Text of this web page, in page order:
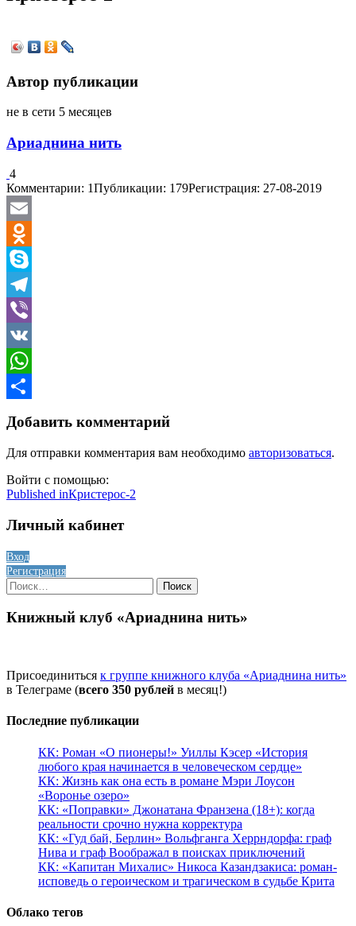
Автор публикации
не в сети 5 месяцев
Ариаднина нить
4
Комментарии: 1Публикации: 179Регистрация: 27-08-2019
Email
Odnoklassniki
Skype
Telegram
Viber
VK
WhatsApp
Добавить комментарий
Для отправки комментария вам необходимо авторизоваться.
Войти с помощью:
Навигация
по
Published inКристерос-2
Личный кабинет
Вход
Регистрация
Найти:
Книжный клуб «Ариаднина нить»
Присоединиться к группе книжного клуба «Ариаднина нить»
в Телеграме (всего 350 рублей в месяц!)
Последние публикации
КК: Роман «О пионеры!» Уиллы Кэсер «История
любого края начинается в человеческом сердце»
КК: Жизнь как она есть в романе Мэри Лоусон
«Воронье озеро»
КК: «Поправки» Джонатана Франзена (18+): когда
реальности срочно нужна корректура
КК: «Гуд бай, Берлин» Вольфганга Херрндорфа: граф
Нива и граф Воображал в поисках приключений
КК: «Капитан Михалис» Никоса Казандзакиса: роман-
исповедь о героическом и трагическом в судьбе Крита
Облако тегов